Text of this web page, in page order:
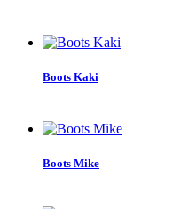
Boots Kaki
Boots Mike